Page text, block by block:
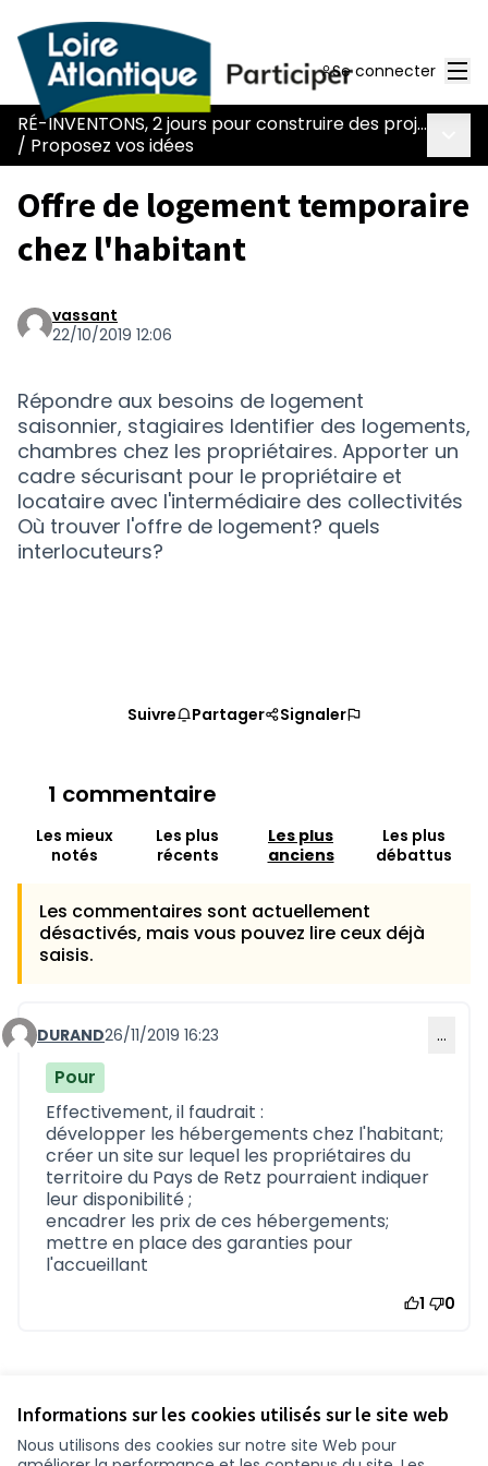
Informations sur les cookies utilisés sur le site web
Nous utilisons des cookies sur notre site Web pour
Se connecter
RÉ-INVENTONS, 2 jours pour construire des projets collectifs et des solutions innovantes !
/ Proposez vos idées
Offre de logement temporaire
chez l'habitant
vassant
22/10/2019 12:06
Répondre aux besoins de logement
saisonnier, stagiaires Identifier des logements,
chambres chez les propriétaires. Apporter un
cadre sécurisant pour le propriétaire et
locataire avec l'intermédiaire des collectivités
Où trouver l'offre de logement? quels
interlocuteurs?
Suivre Partager Signaler
1 commentaire
Les mieux
notés
Les plus
récents
Les plus
anciens
Les plus
débattus
Les commentaires sont actuellement
désactivés, mais vous pouvez lire ceux déjà
saisis.
Commentaire 732
DURAND26/11/2019 16:23 …
Pour
Effectivement, il faudrait :
développer les hébergements chez l'habitant;
créer un site sur lequel les propriétaires du
territoire du Pays de Retz pourraient indiquer
leur disponibilité ;
encadrer les prix de ces hébergements;
mettre en place des garanties pour
l'accueillant
1 0
Vérifiez l'empreinte numérique